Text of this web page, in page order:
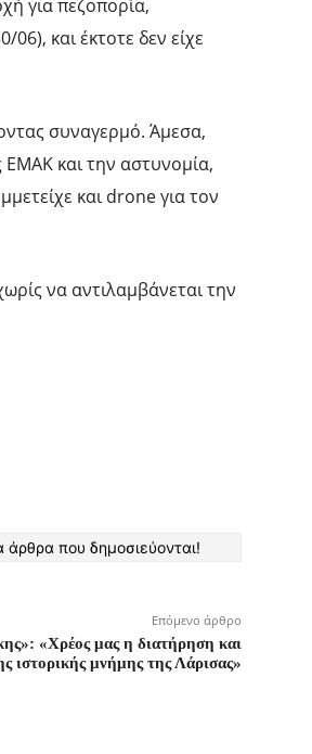
για πεζοπορία,
και έκτοτε δεν είχε
συναγερμό. Άμεσα,
ΕΜΑΚ και την αστυνομία,
και drone για τον
να αντιλαμβάνεται την
άρθρα που δημοσιεύονται!
Επόμενο άρθρο
«Χρέος μας η διατήρηση και
ιστορικής μνήμης της Λάρισας»